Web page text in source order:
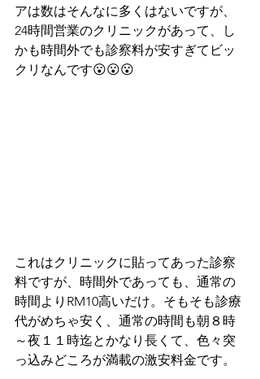
アは数はそんなに多くはないですが、
24時間営業のクリニックがあって、し
かも時間外でも診察料が安すぎてビッ
クリなんです😮😮😮
これはクリニックに貼ってあった診察
料ですが、時間外であっても、通常の
時間よりRM10高いだけ。そもそも診療
代がめちゃ安く、通常の時間も朝８時
～夜１１時迄とかなり長くて、色々突
っ込みどころが満載の激安料金です。